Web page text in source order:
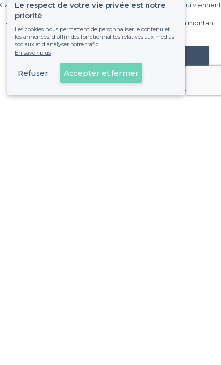
Gagnez de nombreux clients parmi le million de visiteurs qui viennent
Pas de commissions et sans engagement, vous payez un montant
fixe sans risque de voir déraper la facture.
Référencer mon établissement
Déjà client
Le respect de votre vie privée est notre
priorité
Les cookies nous permettent de personnaliser le contenu et
les annonces, d'offrir des fonctionnalités relatives aux médias
sociaux et d'analyser notre trafic.
En savoir plus
Refuser Accepter et fermer